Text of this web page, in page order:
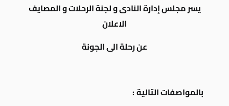
يسر مجلس إدارة النادى و لجنة الرحلات و المصايف
الاعلان
عن رحلة الى الجونة
بالمواصفات التالية: